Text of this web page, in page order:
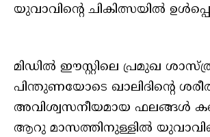
യുവാവിന്റെ ചികിത്സയില്‍
മിഡില്‍ ഈസ്റ്റിലെ പ്രമുഖ
പിന്തുണയോടെ ഖാലിദിന്റെ
അവിശ്വസനീയമായ ഫലങ്ങള്‍
ആറു മാസത്തിനുള്ളില്‍